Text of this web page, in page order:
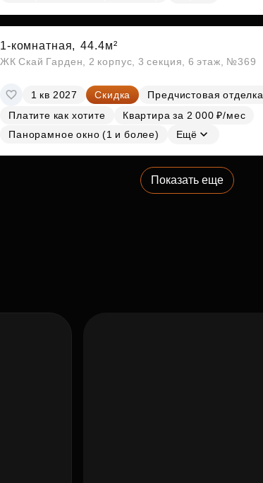
1-комнатная, 44.4м²
ЖК Скай Гарден, 2 корпус, 3 секция, 6 этаж, №369
1 кв 2027 Скидка
Предчистовая отделка
Платите как хотите
Квартира за 2 000 ₽/мес
Панорамное окно (1 и более)
Ещё
Показать еще